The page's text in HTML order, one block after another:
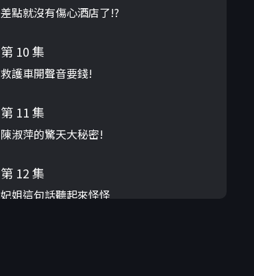
差點就沒有傷心酒店了!?
第 10 集
救護車開聲音要錢!
第 11 集
陳淑萍的驚天大秘密!
第 12 集
妃姐這句話聽起來怪怪